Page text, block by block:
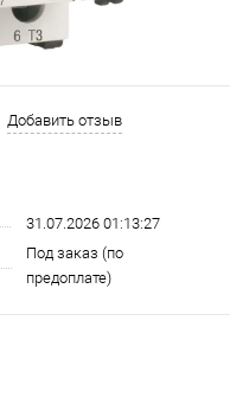
Добавить отзыв
31.07.2026 01:13:27
Под заказ (по
предоплате)